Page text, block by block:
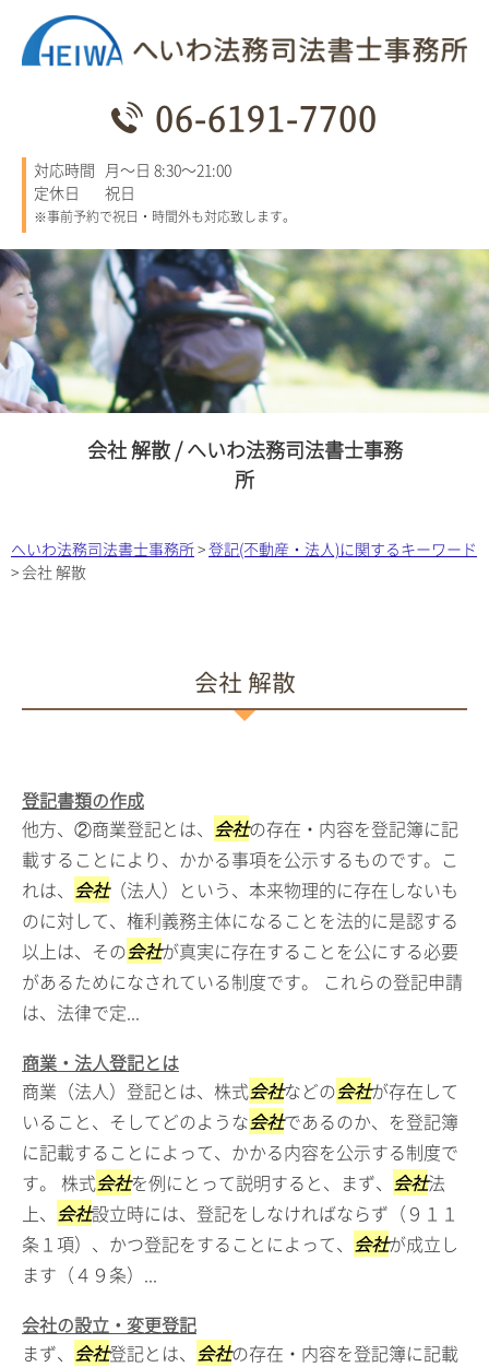
06-6191-7700
対応時間 月～日 8:30～21:00
定休日
祝日
※事前予約で祝日・時間外も対応致します。
会社 解散 / へいわ法務司法書士事務
所
へいわ法務司法書士事務所>登記(不動産・法人)に関するキーワード
>会社 解散
会社 解散
登記書類の作成
他方、②商業登記とは、 会社の存在・内容を登記簿に記
載することにより、かかる事項を公示するものです。こ
れは、 会社（法人）という、本来物理的に存在しないも
のに対して、権利義務主体になることを法的に是認する
以上は、その会社が真実に存在することを公にする必要
があるためになされている制度です。 これらの登記申請
は、法律で定...
商業・法人登記とは
商業（法人）登記とは、株式会社などの会社が存在して
いること、そしてどのような会社であるのか、を登記簿
に記載することによって、かかる内容を公示する制度で
す。 株式会社を例にとって説明すると、まず、 会社法
上、 会社設立時には、登記をしなければならず（９１１
条１項）、かつ登記をすることによって、 会社が成立し
ます（４９条）...
会社の設立・変更登記
まず、 会社登記とは、 会社の存在・内容を登記簿に記載